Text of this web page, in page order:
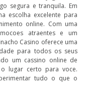
segura e tranquila. Em
escolha excelente para
online. Com uma
atraentes e um
Casino oferece uma
para todos os seus
um cassino online de
lugar certo para voce.
tudo o que o